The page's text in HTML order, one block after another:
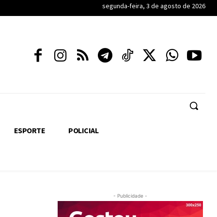
segunda-feira, 3 de agosto de 2026
ESPORTE POLICIAL
- Publicidade -